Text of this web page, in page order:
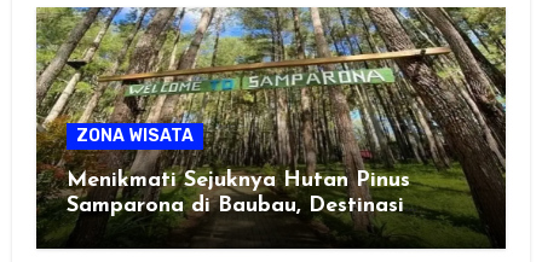
ZONA WISATA
Menikmati Sejuknya Hutan Pinus
Samparona di Baubau, Destinasi
Healing Favorit!